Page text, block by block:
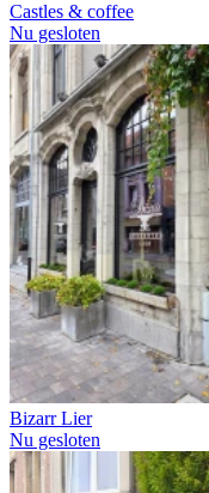
Castles & coffee
Nu gesloten
Bizarr Lier
Nu gesloten